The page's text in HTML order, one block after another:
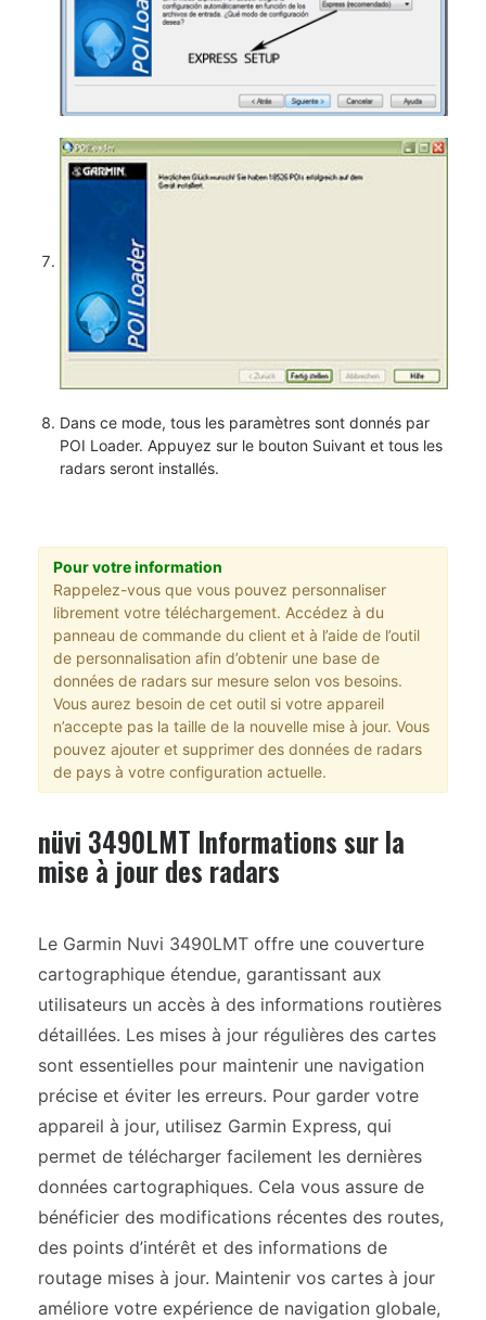
Dans ce mode, tous les paramètres sont donnés par
POI Loader. Appuyez sur le bouton Suivant et tous les
radars seront installés.
Pour votre information
Rappelez-vous que vous pouvez personnaliser
librement votre téléchargement. Accédez à du
panneau de commande du client et à l’aide de l’outil
de personnalisation afin d’obtenir une base de
données de radars sur mesure selon vos besoins.
Vous aurez besoin de cet outil si votre appareil
n’accepte pas la taille de la nouvelle mise à jour. Vous
pouvez ajouter et supprimer des données de radars
de pays à votre configuration actuelle.
nüvi 3490LMT Informations sur la
mise à jour des radars
Le Garmin Nuvi 3490LMT offre une couverture
cartographique étendue, garantissant aux
utilisateurs un accès à des informations routières
détaillées. Les mises à jour régulières des cartes
sont essentielles pour maintenir une navigation
précise et éviter les erreurs. Pour garder votre
appareil à jour, utilisez Garmin Express, qui
permet de télécharger facilement les dernières
données cartographiques. Cela vous assure de
bénéficier des modifications récentes des routes,
des points d’intérêt et des informations de
routage mises à jour. Maintenir vos cartes à jour
améliore votre expérience de navigation globale,